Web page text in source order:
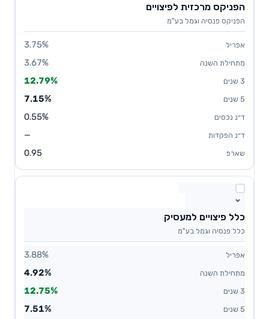
הפניקס מרכזית לפיצויים
הפניקס פנסיה וגמל בע"מ
3.75%
3.67%
12.79%
7.15%
0.55%
—
0.95
כלל פיצויים למעסיק
כלל פנסיה וגמל בע"מ
3.88%
4.92%
12.75%
7.51%